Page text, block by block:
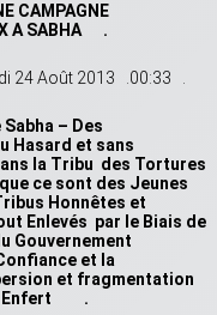
CAMPAGNE
A SABHA .
24 Août 2013 .00:33 .
– Des
Hasard et sans
la Tribu des Tortures
ce sont des Jeunes
Honnêtes et
Enlevés par le Biais de
Gouvernement
et la
et fragmentation
Enfert .